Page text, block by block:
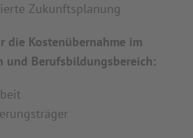
Zukunftsplanung
die Kostenübernahme im
und Berufsbildungsbereich: